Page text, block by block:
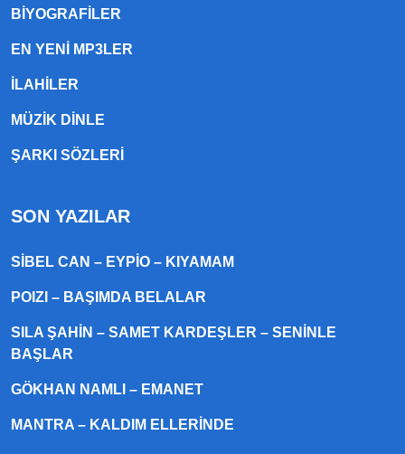
BIYOGRAFILER
EN YENI MP3LER
ILAHILER
MÜZIK DINLE
ŞARKI SÖZLERI
SON YAZILAR
SIBEL CAN – EYPIO – KIYAMAM
POIZI – BAŞIMDA BELALAR
SILA ŞAHIN – SAMET KARDEŞLER – SENINLE
BAŞLAR
GÖKHAN NAMLI – EMANET
MANTRA – KALDIM ELLERINDE